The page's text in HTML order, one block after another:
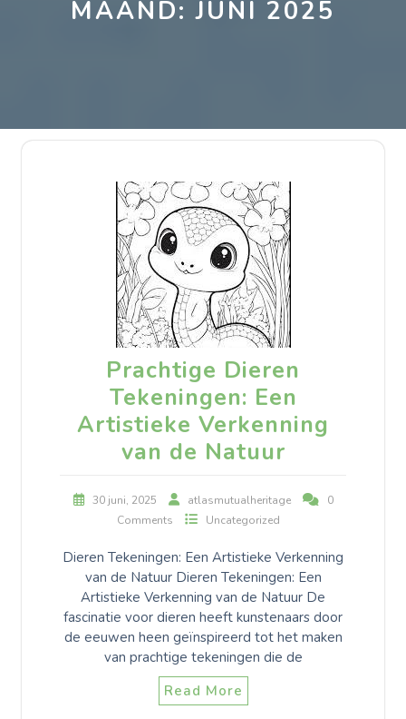
MAAND:JUNI 2025
Prachtige Dieren
Tekeningen: Een
Artistieke Verkenning
van de Natuur
30 juni, 2025 atlasmutualheritage
0
Comments
Uncategorized
Dieren Tekeningen: Een Artistieke Verkenning
van de Natuur Dieren Tekeningen: Een
Artistieke Verkenning van de Natuur De
fascinatie voor dieren heeft kunstenaars door
de eeuwen heen geïnspireerd tot het maken
van prachtige tekeningen die de
Read More